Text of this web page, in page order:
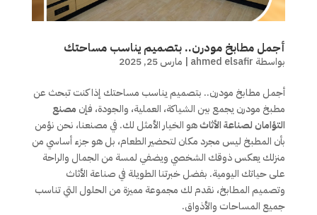
أجمل مطابخ مودرن.. بتصميم يناسب مساحتك
بواسطة ahmed elsafir
| مارس 25, 2025
أجمل مطابخ مودرن.. بتصميم يناسب مساحتك إذا كنت تبحث عن
مطبخ مودرن يجمع بين الشياكة، العملية، والجودة، فإن مصنع
التؤامان لصناعة الأثاثهو الخيار الأمثل لك. في مصنعنا، نحن نؤمن
بأن المطبخ ليس مجرد مكان لتحضير الطعام، بل هو جزء أساسي من
منزلك يعكس ذوقك الشخصي ويضفي لمسة من الجمال والراحة
على حياتك اليومية. بفضل خبرتنا الطويلة في صناعة الأثاث
وتصميم المطابخ، نقدم لك مجموعة مميزة من الحلول التي تناسب
جميع المساحات والأذواق.